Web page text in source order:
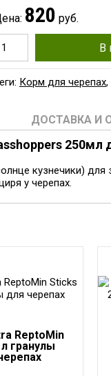
820 руб.
В
Корм для черепах,
ДОСТАВКА И
250мл
кузнечики)
у черепах.
ReptoMin
гранулы